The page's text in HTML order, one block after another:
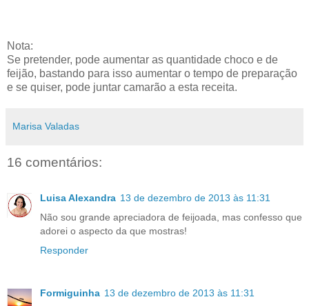
Nota:
Se pretender, pode aumentar as quantidade choco e de
feijão, bastando para isso aumentar o tempo de preparação
e se quiser, pode juntar camarão a esta receita.
Marisa Valadas
16 comentários:
Luisa Alexandra 13 de dezembro de 2013 às 11:31
Não sou grande apreciadora de feijoada, mas confesso que
adorei o aspecto da que mostras!
Responder
Formiguinha 13 de dezembro de 2013 às 11:31